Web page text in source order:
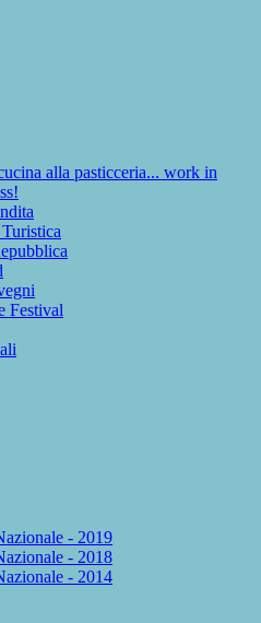
alla pasticceria... work in
Festival
- 2019
- 2018
- 2014